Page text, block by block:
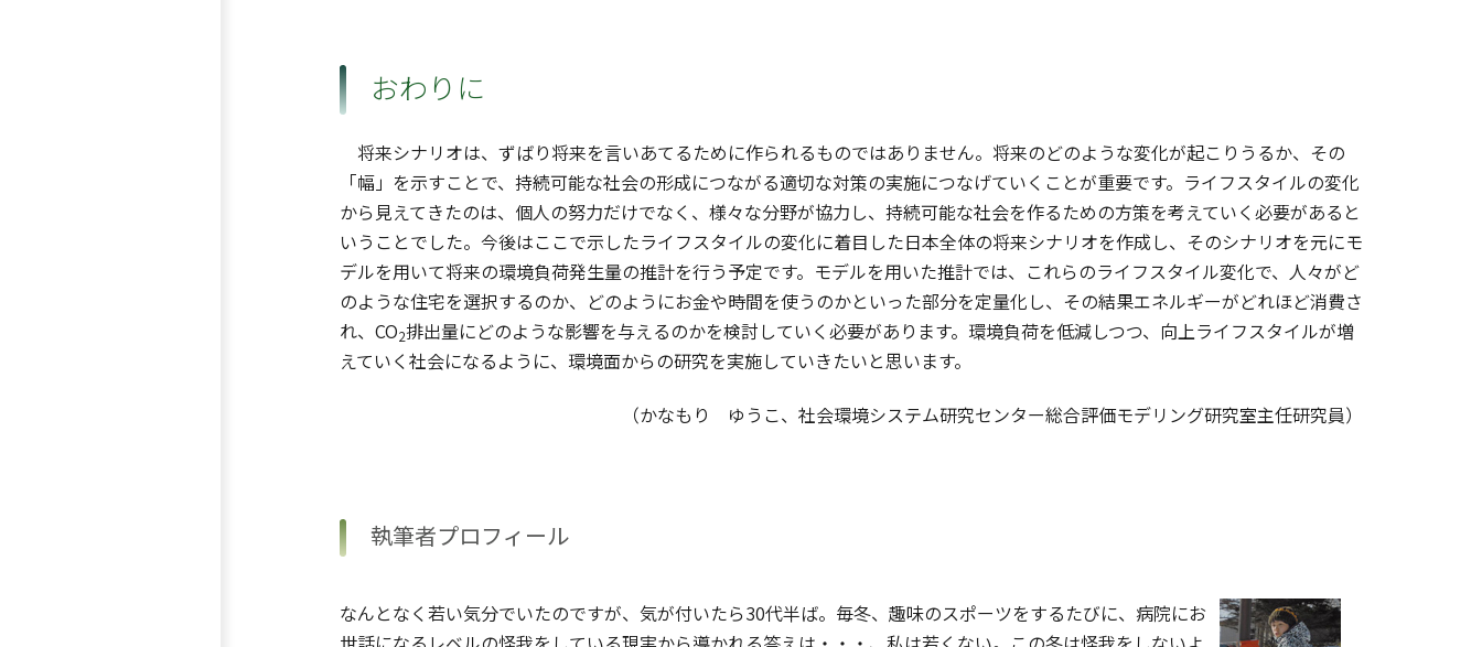
おわりに
将来シナリオは、ずばり将来を言いあてるために作られるものではありません。将来のどのような変化が起こりうるか、その
「幅」を示すことで、持続可能な社会の形成につながる適切な対策の実施につなげていくことが重要です。ライフスタイルの変化
から見えてきたのは、個人の努力だけでなく、様々な分野が協力し、持続可能な社会を作るための方策を考えていく必要があると
いうことでした。今後はここで示したライフスタイルの変化に着目した日本全体の将来シナリオを作成し、そのシナリオを元にモ
デルを用いて将来の環境負荷発生量の推計を行う予定です。モデルを用いた推計では、これらのライフスタイル変化で、人々がど
のような住宅を選択するのか、どのようにお金や時間を使うのかといった部分を定量化し、その結果エネルギーがどれほど消費さ
れ、CO2排出量にどのような影響を与えるのかを検討していく必要があります。環境負荷を低減しつつ、向上ライフスタイルが増
えていく社会になるように、環境面からの研究を実施していきたいと思います。
（かなもり ゆうこ、社会環境システム研究センター総合評価モデリング研究室主任研究員）
執筆者プロフィール
なんとなく若い気分でいたのですが、気が付いたら30代半ば。毎冬、趣味のスポーツをするたびに、病院にお